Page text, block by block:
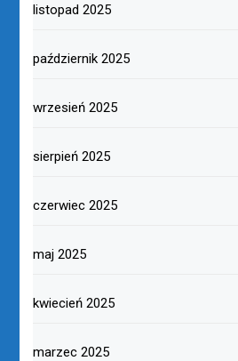
listopad 2025
październik 2025
wrzesień 2025
sierpień 2025
czerwiec 2025
maj 2025
kwiecień 2025
marzec 2025